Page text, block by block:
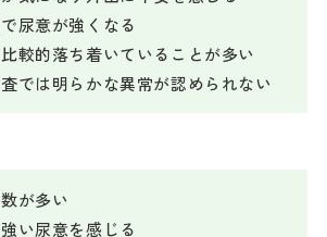
尿意が強くなる
較的落ち着いていることが多い
では明らかな異常が認められない
が多い
い尿意を感じる